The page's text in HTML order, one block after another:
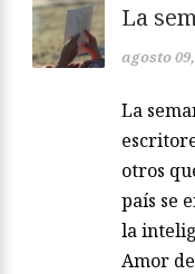
La
agosto
La
otros
país se
la
Amor